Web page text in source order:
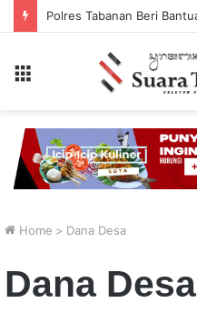
Home > Dana Desa
Dana Desa